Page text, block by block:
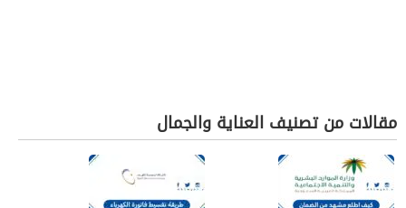
مقالات من تصنيف العناية والجمال